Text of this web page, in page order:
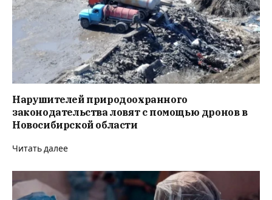
Нарушителей природоохранного
законодательства ловят с помощью дронов в
Новосибирской области
Читать далее